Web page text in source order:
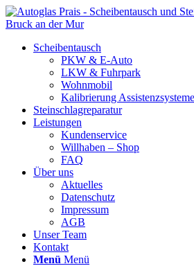
Scheibentausch
PKW & E-Auto
LKW & Fuhrpark
Wohnmobil
Kalibrierung Assistenzsysteme
Steinschlagreparatur
Leistungen
Kundenservice
Willhaben – Shop
FAQ
Über uns
Aktuelles
Datenschutz
Impressum
AGB
Unser Team
Kontakt
Menü Menü